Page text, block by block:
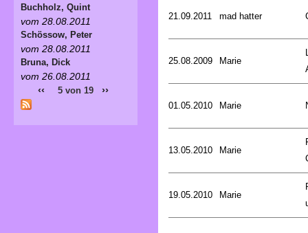
21.09.2011 mad hatter
25.08.2009 Marie
01.05.2010 Marie
13.05.2010 Marie
19.05.2010 Marie
Buchholz, Quint
vom 28.08.2011
Schössow, Peter
vom 28.08.2011
Bruna, Dick
vom 26.08.2011
‹‹ 5 von 19 ››